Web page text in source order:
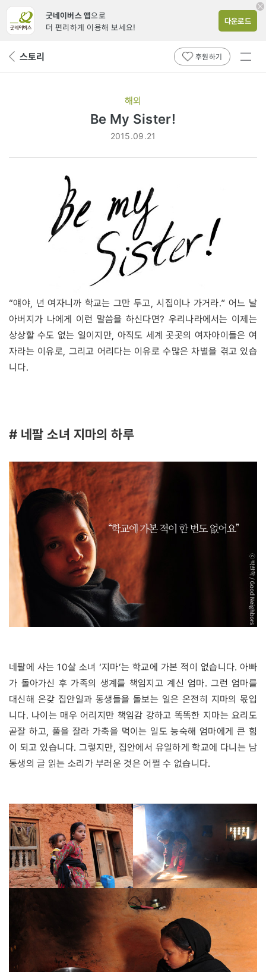
굿네이버스 앱으로
더 편리하게 이용해 보세요!
다운로드
뒤 스토리 후원하기
전체
해외
Be My Sister!
2015.09.21
“얘야, 넌 여자니까 학교는 그만 두고, 시집이나 가거라.” 어느 날
아버지가 나에게 이런 말씀을 하신다면? 우리나라에서는 이제는
상상할 수도 없는 일이지만, 아직도 세계 곳곳의 여자아이들은 여
자라는 이유로, 그리고 어리다는 이유로 수많은 차별을 겪고 있습
니다.
# 네팔 소녀 지마의 하루
네팔에 사는 10살 소녀 ‘지마’는 학교에 가본 적이 없습니다. 아빠
가 돌아가신 후 가족의 생계를 책임지고 계신 엄마. 그런 엄마를
대신해 온갖 집안일과 동생들을 돌보는 일은 온전히 지마의 몫입
니다. 나이는 매우 어리지만 책임감 강하고 똑똑한 지마는 요리도
곧잘 하고, 풀을 잘라 가축을 먹이는 일도 능숙해 엄마에게 큰 힘
이 되고 있습니다. 그렇지만, 집안에서 유일하게 학교에 다니는 남
동생의 글 읽는 소리가 부러운 것은 어쩔 수 없습니다.